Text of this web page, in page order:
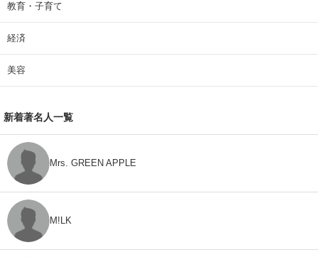
教育・子育て
経済
美容
新着著名人一覧
Mrs. GREEN APPLE
M!LK